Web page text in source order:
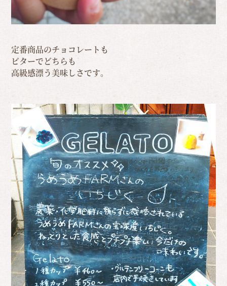
定番商品のチョコレートも
ビターでどちらも
高級感漂う美味しさです。